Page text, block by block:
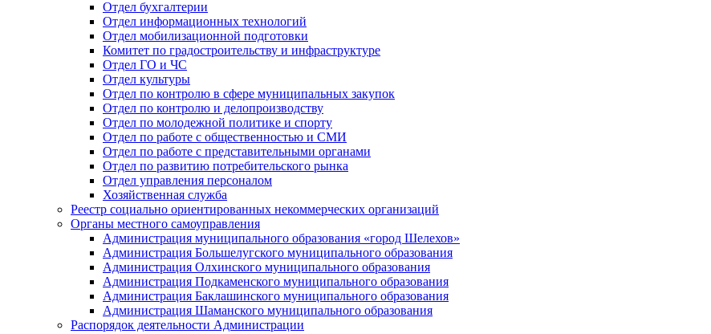
Отдел бухгалтерии
Отдел информационных технологий
Отдел мобилизационной подготовки
Комитет по градостроительству и инфраструктуре
Отдел ГО и ЧС
Отдел культуры
Отдел по контролю в сфере муниципальных закупок
Отдел по контролю и делопроизводству
Отдел по молодежной политике и спорту
Отдел по работе с общественностью и СМИ
Отдел по работе с представительными органами
Отдел по развитию потребительского рынка
Отдел управления персоналом
Хозяйственная служба
Реестр социально ориентированных некоммерческих организаций
Органы местного самоуправления
Администрация муниципального образования «город Шелехов»
Администрация Большелугского муниципального образования
Администрация Олхинского муниципального образования
Администрация Подкаменского муниципального образования
Администрация Баклашинского муниципального образования
Администрация Шаманского муниципального образования
Распорядок деятельности Администрации